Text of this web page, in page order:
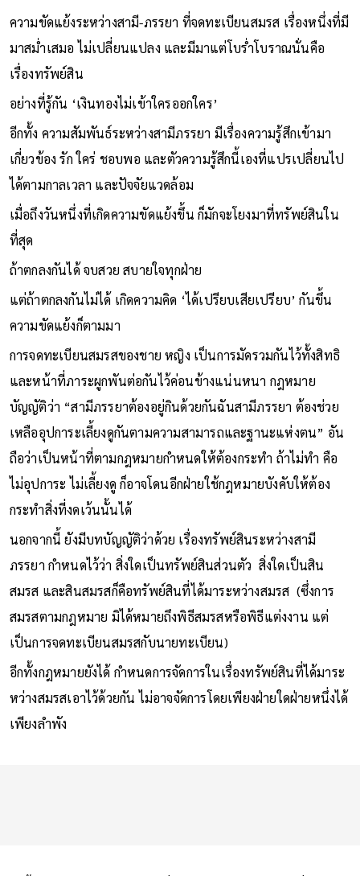
ความขัดแย้งระหว่างสามี-ภรรยา ที่จดทะเบียนสมรส เรื่องหนึ่งที่มี
มาสม่ำเสมอ ไม่เปลี่ยนแปลง และมีมาแต่โบร่ำโบราณนั่นคือ
เรื่องทรัพย์สิน
อย่างที่รู้กัน ‘เงินทองไม่เข้าใครออกใคร’
อีกทั้ง ความสัมพันธ์ระหว่างสามีภรรยา มีเรื่องความรู้สึกเข้ามา
เกี่ยวข้อง รัก ใคร่ ชอบพอ และตัวความรู้สึกนี้เองที่แปรเปลี่ยนไป
ได้ตามกาลเวลา และปัจจัยแวดล้อม
เมื่อถึงวันหนึ่งที่เกิดความขัดแย้งขึ้น ก็มักจะโยงมาที่ทรัพย์สินใน
ที่สุด
ถ้าตกลงกันได้ จบสวย สบายใจทุกฝ่าย
แต่ถ้าตกลงกันไม่ได้ เกิดความคิด ‘ได้เปรียบเสียเปรียบ’ กันขึ้น
ความขัดแย้งก็ตามมา
การจดทะเบียนสมรสของชาย หญิง เป็นการมัดรวมกันไว้ทั้งสิทธิ
และหน้าที่ภาระผูกพันต่อกันไว้ค่อนข้างแน่นหนา กฎหมาย
บัญญัติว่า “สามีภรรยาต้องอยู่กินด้วยกันฉันสามีภรรยา ต้องช่วย
เหลืออุปการะเลี้ยงดูกันตามความสามารถและฐานะแห่งตน” อัน
ถือว่าเป็นหน้าที่ตามกฎหมายกำหนดให้ต้องกระทำ ถ้าไม่ทำ คือ
ไม่อุปการะ ไม่เลี้ยงดู ก็อาจโดนอีกฝ่ายใช้กฎหมายบังคับให้ต้อง
กระทำสิ่งที่งดเว้นนั้นได้
นอกจากนี้ ยังมีบทบัญญัติว่าด้วย เรื่องทรัพย์สินระหว่างสามี
ภรรยา กำหนดไว้ว่า สิ่งใดเป็นทรัพย์สินส่วนตัว สิ่งใดเป็นสิน
สมรส และสินสมรสก็คือทรัพย์สินที่ได้มาระหว่างสมรส (ซึ่งการ
สมรสตามกฎหมาย มิได้หมายถึงพิธีสมรสหรือพิธีแต่งงาน แต่
เป็นการจดทะเบียนสมรสกับนายทะเบียน)
อีกทั้งกฎหมายยังได้ กำหนดการจัดการในเรื่องทรัพย์สินที่ได้มาระ
หว่างสมรสเอาไว้ด้วยกัน ไม่อาจจัดการโดยเพียงฝ่ายใดฝ่ายหนึ่งได้
เพียงลำพัง